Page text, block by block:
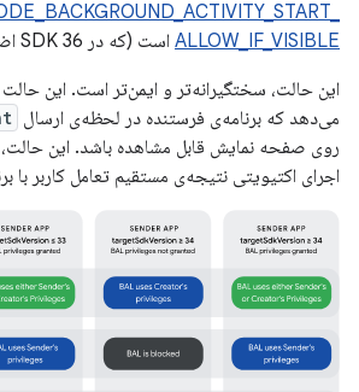
ALLOW_IF_VISIBLE است (که در SDK 36 اضافه شده است).
این حالت، سختگیرانه‌تر و ایمن‌تر است. این
می‌دهد که برنامه‌ی فرستنده در لحظه‌ی ارسال
روی صفحه نمایش قابل مشاهده باشد. این
اجرای اکتیویتی نتیجه‌ی مستقیم تعامل کاربر با